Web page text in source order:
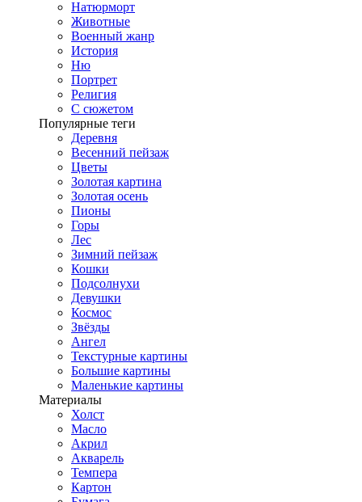
Натюрморт
Животные
Военный жанр
История
Ню
Портрет
Религия
С сюжетом
Популярные теги
Деревня
Весенний пейзаж
Цветы
Золотая картина
Золотая осень
Пионы
Горы
Лес
Зимний пейзаж
Кошки
Подсолнухи
Девушки
Космос
Звёзды
Ангел
Текстурные картины
Большие картины
Маленькие картины
Материалы
Холст
Масло
Акрил
Акварель
Темпера
Картон